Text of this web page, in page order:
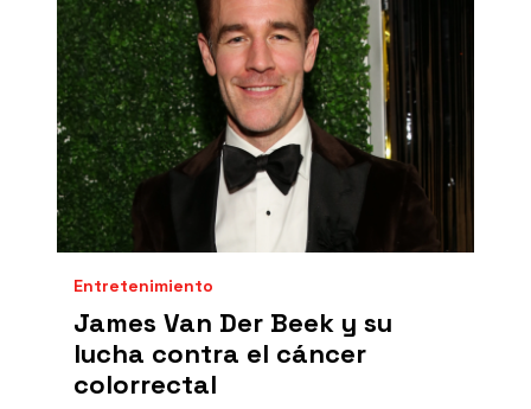
Entretenimiento
James Van Der Beek y su
lucha contra el cáncer
colorrectal